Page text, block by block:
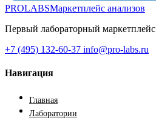
PROLABSМаркетплейс анализов
Первый лабораторный маркетплейс
+7 (495) 132-60-37 info@pro-labs.ru
Навигация
Главная
Лаборатории